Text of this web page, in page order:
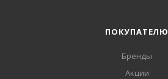
ПОКУПАТЕЛЮ
Бренды
Акции